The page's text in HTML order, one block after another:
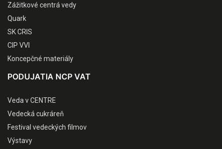
Zážitkové centrá vedy
Quark
SK CRIS
CIP VVI
Koncepčné materiály
PODUJATIA NCP VAT
Veda v CENTRE
Vedecká cukráreň
Festival vedeckých filmov
Výstavy